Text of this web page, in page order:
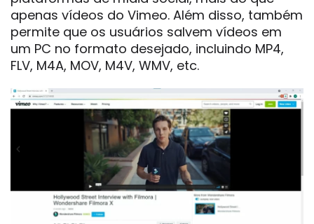
apenas vídeos do Vimeo. Além disso, também
permite que os usuários salvem vídeos em
um PC no formato desejado, incluindo MP4,
FLV, M4A, MOV, M4V, WMV, etc.